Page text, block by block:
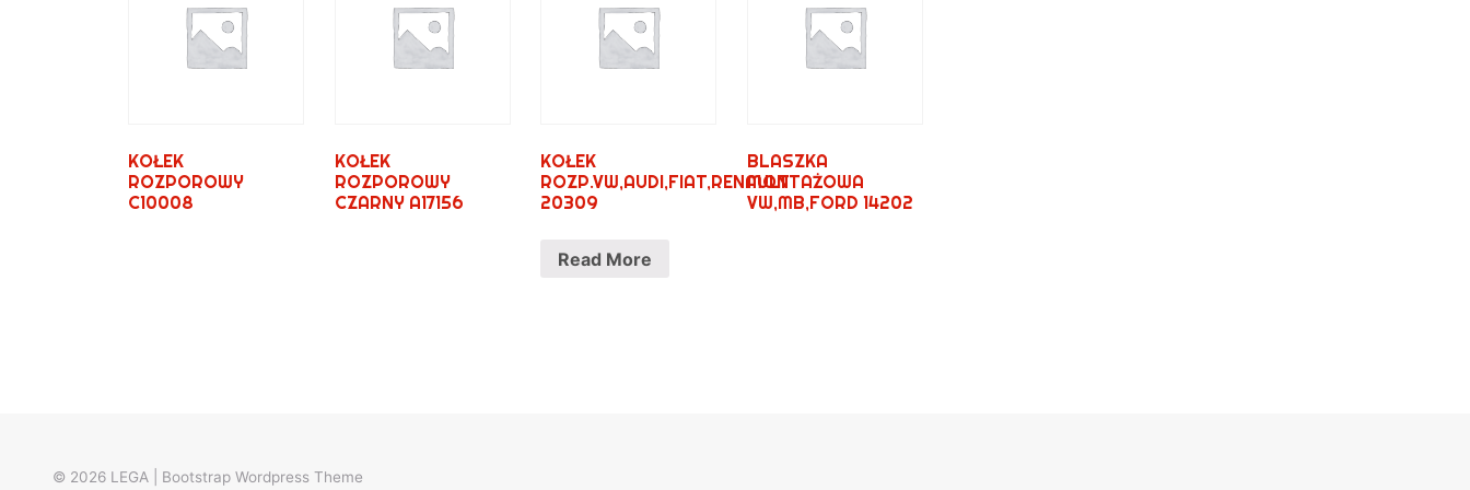
KOŁEK
ROZPOROWY
C10008
KOŁEK
ROZPOROWY
CZARNY A17156
KOŁEK
ROZP.VW,AUDI,FIAT,RENAULT
20309
Read More
BLASZKA
MONTAŻOWA
VW,MB,FORD 14202
© 2026 LEGA Bootstrap Wordpress Theme